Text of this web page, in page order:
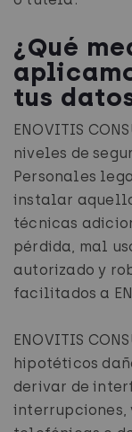
¿Qué
tus
ENOVITIS
niveles de
Personales
instalar
técnicas
pérdida, mal
autorizado y
facilitados a
ENOVITIS
hipotéticos
derivar de
interrupciones,